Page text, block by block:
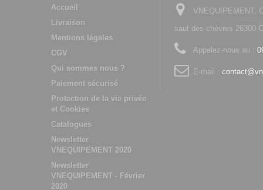
Accueil
Livraison
Mentions légales
CGV
Qui sommes nous ?
Paiement sécurisé
Protection de la vie privée
et Cookies
Catalogues
Newsletter
VNEQUIPEMENT 2020
Newsletter
VNEQUIPEMENT - Février
2020
VNEQUIPEMENT,
saut des chèvres 26300
Appelez-nous au :
E-mail :